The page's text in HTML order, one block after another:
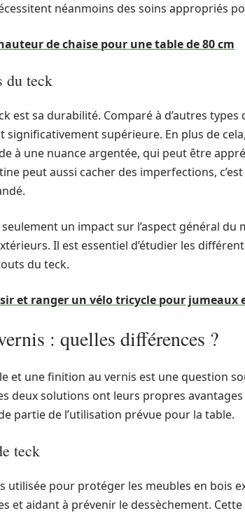
néanmoins des soins appropriés
de chaise pour une table de 80 cm
du teck
est sa durabilité. Comparé à d’autres types
supérieure. En plus de
à une nuance argentée, qui peut être
peut aussi cacher des imperfections,
un impact sur l’aspect général du
Il est essentiel d’étudier les
du teck.
et ranger un vélo tricycle pour jumeaux
: quelles différences ?
et une finition au vernis est une question
deux solutions ont leurs propres
partie de l’utilisation prévue pour la table.
teck
utilisée pour protéger les meubles en bois
et aidant à prévenir le dessèchement.